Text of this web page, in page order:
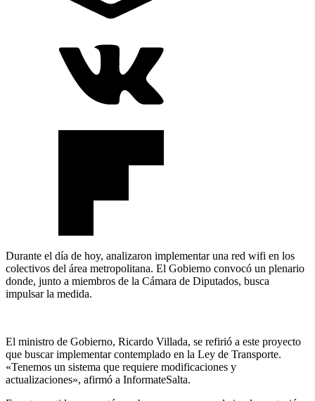
Durante el día de hoy, analizaron implementar una red wifi en los
colectivos del área metropolitana. El Gobierno convocó un plenario
donde, junto a miembros de la Cámara de Diputados, busca
impulsar la medida.
El ministro de Gobierno, Ricardo Villada, se refirió a este proyecto
que buscar implementar contemplado en la Ley de Transporte.
«Tenemos un sistema que requiere modificaciones y
actualizaciones», afirmó a InformateSalta.